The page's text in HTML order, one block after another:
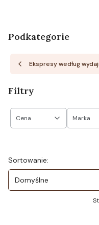
Podkategorie
Ekspresy według
Filtry
Cena Marka
Lista produktów
Sortowanie:
Domyślne